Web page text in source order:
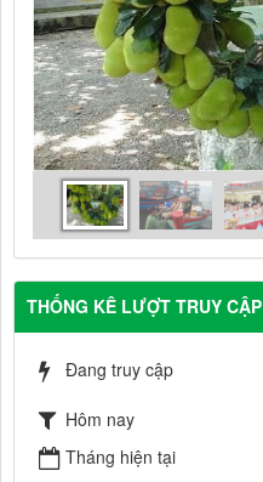
THỐNG KÊ LƯỢT TRUY CẬP
Đang truy cập
Hôm nay
Tháng hiện tại